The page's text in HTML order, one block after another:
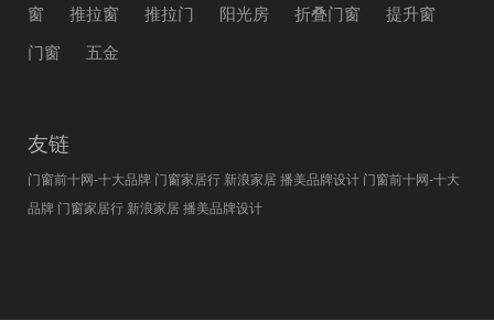
窗
推拉窗 推拉门 阳光房 折叠门窗
提升窗
门窗
五金
友链
门窗前十网-十大品牌 门窗家居行 新浪家居播美品牌设计 门窗前十网-十大
品牌 门窗家居行 新浪家居播美品牌设计